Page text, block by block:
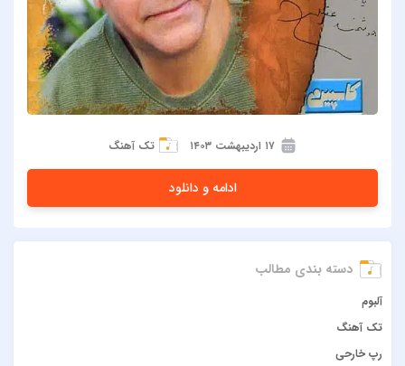
۱۷ اردیبهشت ۱۴۰۳ تک آهنگ
ادامه و دانلود
دسته بندی مطالب
آلبوم
تک آهنگ
رپ خارحی